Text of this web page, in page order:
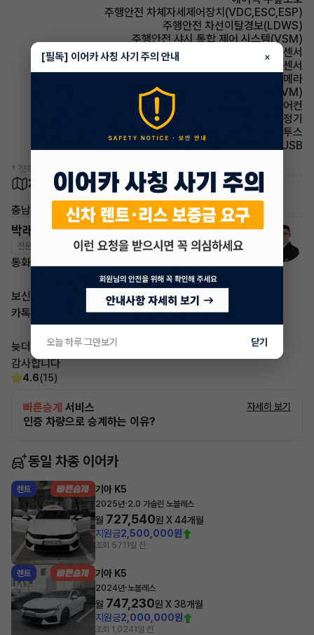
주행안전 차체자세제어장치(VDC,ESC,ESP)
주행안전 차선이탈경보(LDWS)
주행안전 샤시 통합 제어 시스템(VSM)
주차보조 전방감지센서
주차보조 후방감지센서
주차보조 후방카메라
주차보조 어라운드뷰(AVM)
에어컨 풀오토에어컨
에어컨 공기청정기
유무선단자 블루투스
유무선단자 USB
* 정확한 정보는 판매자와 반드시 확인하시기 바랍니다.
차량 위치
충남 천안시
박래철 매니저
전문교육수료 자격인증완료
통화가 부재중 이더라도
보신 차량 차량번호
카톡 남겨주시면
늦더라도 답변 드리도록 하겠습니다
감사합니다
4.6(15)
빠른승계 서비스
인증 차량으로 승계하는 이유?
자세히 보기
동일 차종 이어카
렌트 기아 K5
2025년·2.0 가솔린 노블레스
월 727,540원 X44개월
지원금2,500,000원
조회 571 1일 전
렌트 기아 K5
2024년·노블레스
월 747,230원 X 38개월
지원금2,000,000원
조회 1,0241일 전
[필독] 이어카 사칭 사기 주의 안내 ×
오늘 하루 그만보기 닫기